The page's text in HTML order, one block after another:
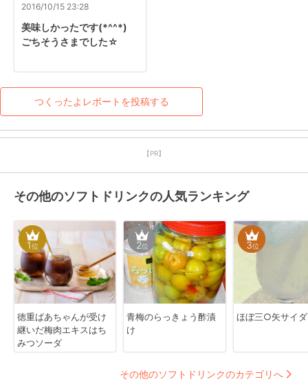
2016/10/15 23:28
美味しかったです(*^^*)
ごちそうさまでした☆
つくったよレポートを投稿する
【PR】
その他のソフトドリンクの人気ランキング
1位
徳重ばあちゃんが受け
継いだ梅肉エキスはち
みつソーダ
2位
青梅のらっきょう酢漬
け
3位
ほぼ三○矢サイ
その他のソフトドリンクのカテゴリへ